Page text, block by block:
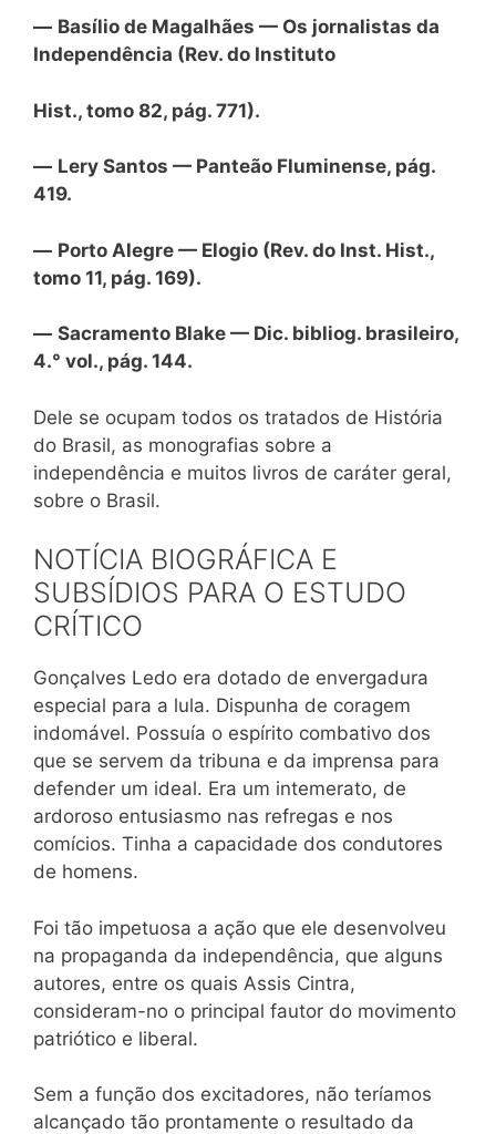
— Basílio de Magalhães — Os jornalistas da
Independência (Rev. do Instituto
Hist., tomo 82, pág. 771).
— Lery Santos — Panteão Fluminense, pág.
419.
— Porto Alegre — Elogio (Rev. do Inst. Hist.,
tomo 11, pág. 169).
— Sacramento Blake — Dic. bibliog. brasileiro,
4.° vol., pág. 144.
Dele se ocupam todos os tratados de História
do Brasil, as monografias sobre a
independência e muitos livros de caráter geral,
sobre o Brasil.
NOTÍCIA BIOGRÁFICA E
SUBSÍDIOS PARA O ESTUDO
CRÍTICO
Gonçalves Ledo era dotado de envergadura
especial para a lula. Dispunha de coragem
indomável. Possuía o espírito combativo dos
que se servem da tribuna e da imprensa para
defender um ideal. Era um intemerato, de
ardoroso entusiasmo nas refregas e nos
comícios. Tinha a capacidade dos condutores
de homens.
Foi tão impetuosa a ação que ele desenvolveu
na propaganda da independência, que alguns
autores, entre os quais Assis Cintra,
consideram-no o principal fautor do movimento
patriótico e liberal.
Sem a função dos excitadores, não teríamos
alcançado tão prontamente o resultado da